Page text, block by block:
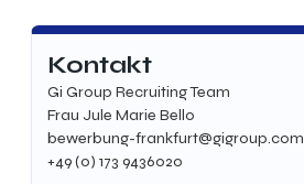
Kontakt
Gi Group Recruiting Team
Frau Jule Marie Bello
bewerbung-frankfurt@gigroup.com
+49 (0) 173 9436020